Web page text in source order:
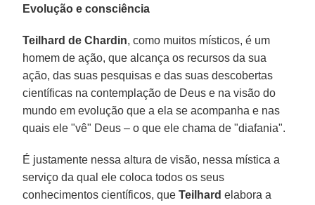
Evolução e consciência
Teilhard de Chardin, como muitos místicos, é um
homem de ação, que alcança os recursos da sua
ação, das suas pesquisas e das suas descobertas
científicas na contemplação de Deus e na visão do
mundo em evolução que a ela se acompanha e nas
quais ele "vê" Deus – o que ele chama de "diafania".
É justamente nessa altura de visão, nessa mística a
serviço da qual ele coloca todos os seus
conhecimentos científicos, queTeilhard elabora a